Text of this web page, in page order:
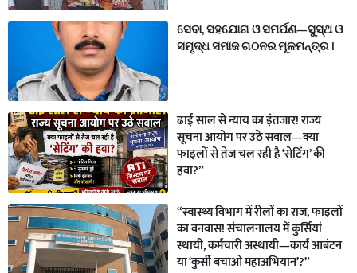
ସେବା, ସହଯୋଗ ଓ ସମର୍ପଣ—ସୁସ୍ଥ ଓ
ସମୃଦ୍ଧ ସମାଜ ଗଠନର ମୂଳମନ୍ତ୍ର ।
ढाई साल से न्याय का इंतजार! राज्य
सूचना आयोग पर उठे सवाल—क्या
फाइलों से तेज चल रही है ‘सेटिंग’ की
हवा?”
“स्वास्थ्य विभाग में रीलों का राज, फाइलों
का वनवास! संचालनालय में कुर्सियां
स्थायी, कर्मचारी अस्थायी—कार्य आबंटन
या ‘कुर्सी बचाओ महाअभियान’?”